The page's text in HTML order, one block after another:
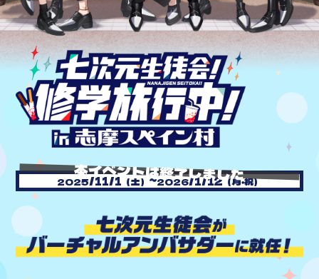
2025/11/1 （土） ～2026/1/12（月・祝）